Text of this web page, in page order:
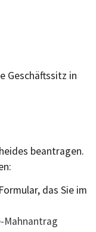
Geschäftssitz in
beantragen.
das Sie im
Mahnantrag